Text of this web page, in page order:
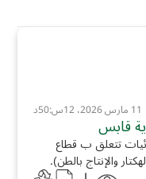
11 مارس 2026، 12س:50د
قابس
تتعلق ب قطاع
والإنتاج بالطن).